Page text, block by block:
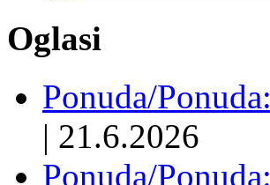
Oglasi
Ponuda/Ponuda:
| 21.6.2026
Ponuda/Ponuda: